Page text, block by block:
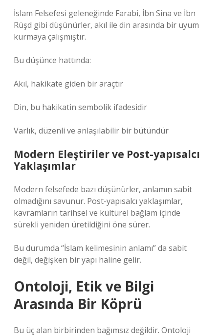
İslam Felsefesi geleneğinde Farabi, İbn Sina ve İbn
Rüşd gibi düşünürler, akıl ile din arasında bir uyum
kurmaya çalışmıştır.
Bu düşünce hattında:
Akıl, hakikate giden bir araçtır
Din, bu hakikatin sembolik ifadesidir
Varlık, düzenli ve anlaşılabilir bir bütündür
Modern Eleştiriler ve Post-yapısalcı
Yaklaşımlar
Modern felsefede bazı düşünürler, anlamın sabit
olmadığını savunur. Post-yapısalcı yaklaşımlar,
kavramların tarihsel ve kültürel bağlam içinde
sürekli yeniden üretildiğini öne sürer.
Bu durumda “İslam kelimesinin anlamı” da sabit
değil, değişken bir yapı haline gelir.
Ontoloji, Etik ve Bilgi
Arasında Bir Köprü
Bu üç alan birbirinden bağımsız değildir. Ontoloji